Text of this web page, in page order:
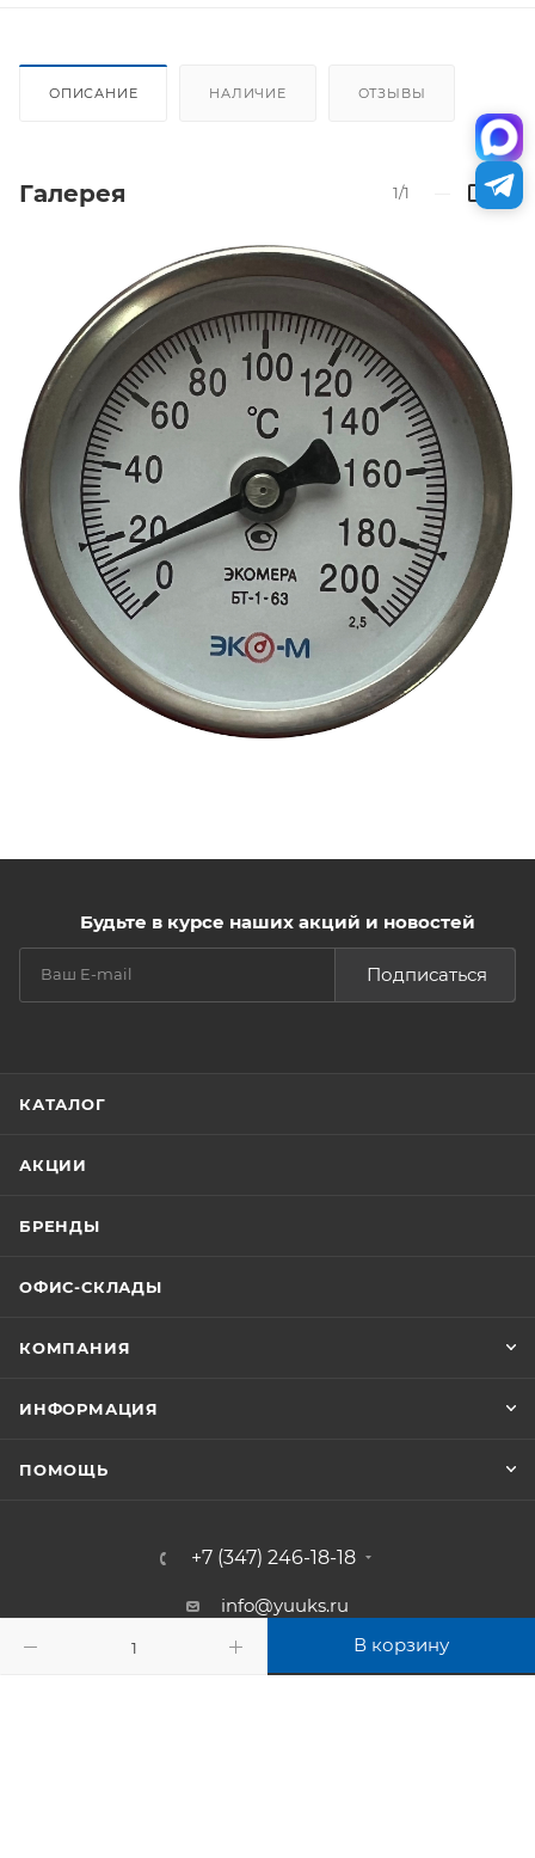
В корзину
ОПИСАНИЕ НАЛИЧИЕ ОТЗЫВЫ
Галерея 1/1
Будьте в курсе наших акций и новостей
Подписаться
КАТАЛОГ
АКЦИИ
БРЕНДЫ
ОФИС-СКЛАДЫ
КОМПАНИЯ
ИНФОРМАЦИЯ
ПОМОЩЬ
+7 (347) 246-18-18
info@yuuks.ru
г. Уфа, ул. Интернациональная, 133А